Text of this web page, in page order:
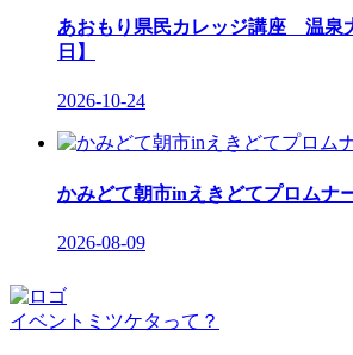
あおもり県民カレッジ講座 温泉
日】
2026-10-24
かみどて朝市inえきどてプロムナ
2026-08-09
イベントミツケタって？